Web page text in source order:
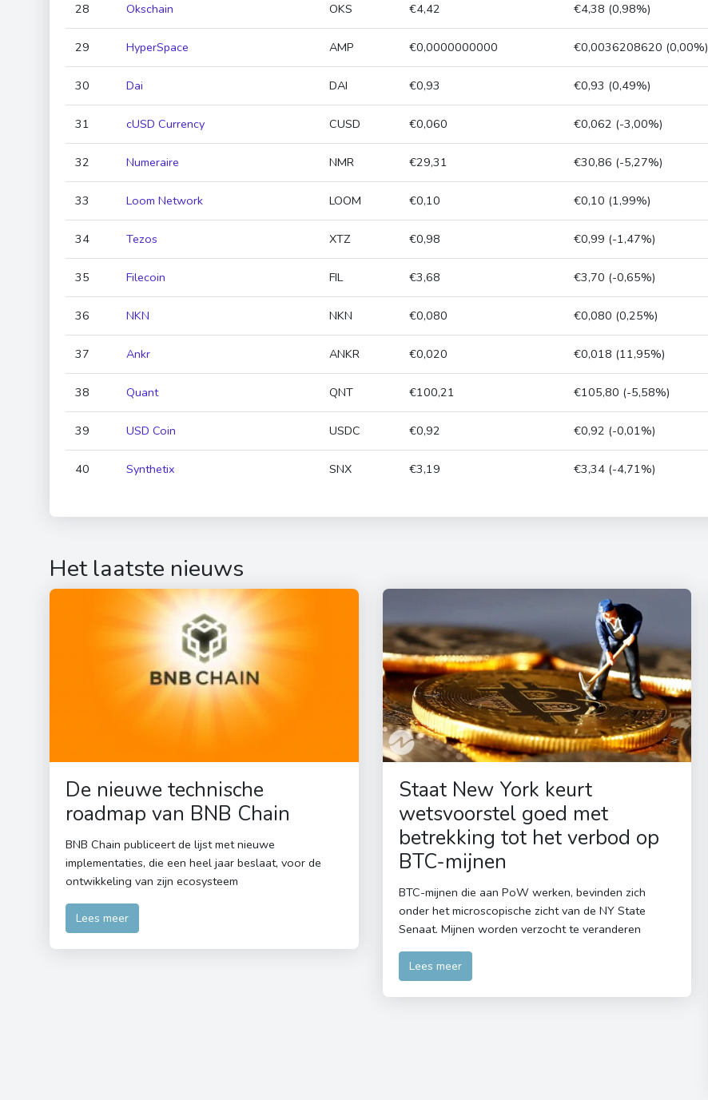
28 Okschain OKS €4,42 €4,38 (0,98%)
29 HyperSpace AMP €0,0000000000 €0,0036208620 (0,00%)
30 Dai DAI €0,93 €0,93 (0,49%)
31 cUSD Currency CUSD €0,060 €0,062 (-3,00%)
32 Numeraire NMR €29,31 €30,86 (-5,27%)
33 Loom Network LOOM €0,10 €0,10 (1,99%)
34 Tezos XTZ €0,98 €0,99 (-1,47%)
35 Filecoin FIL €3,68 €3,70 (-0,65%)
36 NKN NKN €0,080 €0,080 (0,25%)
37 Ankr ANKR €0,020 €0,018 (11,95%)
38 Quant QNT €100,21 €105,80 (-5,58%)
39 USD Coin USDC €0,92 €0,92 (-0,01%)
40 Synthetix SNX €3,19 €3,34 (-4,71%)
Het laatste nieuws
De nieuwe technische
roadmap van BNB Chain
BNB Chain publiceert de lijst met nieuwe
implementaties, die een heel jaar beslaat, voor de
ontwikkeling van zijn ecosysteem
Lees meer
Staat New York keurt
wetsvoorstel goed met
betrekking tot het verbod op
BTC-mijnen
BTC-mijnen die aan PoW werken, bevinden zich
onder het microscopische zicht van de NY State
Senaat. Mijnen worden verzocht te veranderen
Lees meer